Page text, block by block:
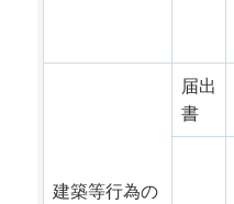
建築等行為の
届出
書